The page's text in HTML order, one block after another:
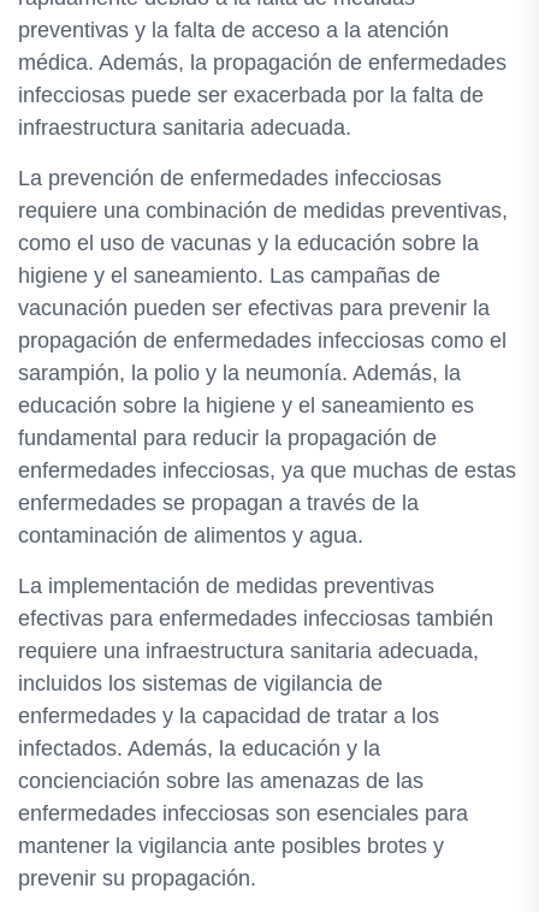
preventivas y la falta de acceso a la atención
médica. Además, la propagación de enfermedades
infecciosas puede ser exacerbada por la falta de
infraestructura sanitaria adecuada.
La prevención de enfermedades infecciosas
requiere una combinación de medidas preventivas,
como el uso de vacunas y la educación sobre la
higiene y el saneamiento. Las campañas de
vacunación pueden ser efectivas para prevenir la
propagación de enfermedades infecciosas como el
sarampión, la polio y la neumonía. Además, la
educación sobre la higiene y el saneamiento es
fundamental para reducir la propagación de
enfermedades infecciosas, ya que muchas de estas
enfermedades se propagan a través de la
contaminación de alimentos y agua.
La implementación de medidas preventivas
efectivas para enfermedades infecciosas también
requiere una infraestructura sanitaria adecuada,
incluidos los sistemas de vigilancia de
enfermedades y la capacidad de tratar a los
infectados. Además, la educación y la
concienciación sobre las amenazas de las
enfermedades infecciosas son esenciales para
mantener la vigilancia ante posibles brotes y
prevenir su propagación.